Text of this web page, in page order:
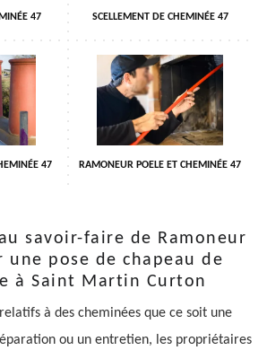
47 SCELLEMENT DE CHEMINÉE 47
47 RAMONEUR POELE ET CHEMINÉE 47
savoir-faire de Ramoneur
une pose de chapeau de
à Saint Martin Curton
à des cheminées que ce soit une
ou un entretien, les propriétaires